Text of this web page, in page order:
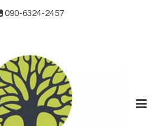
090-6324-2457